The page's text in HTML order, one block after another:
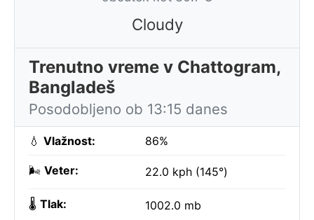
Cloudy
Trenutno vreme v Chattogram,
Bangladeš
Posodobljeno ob 13:15 danes
💧 Vlažnost: 86%
🌬️ Veter: 22.0 kph (145°)
🌡️ Tlak: 1002.0 mb